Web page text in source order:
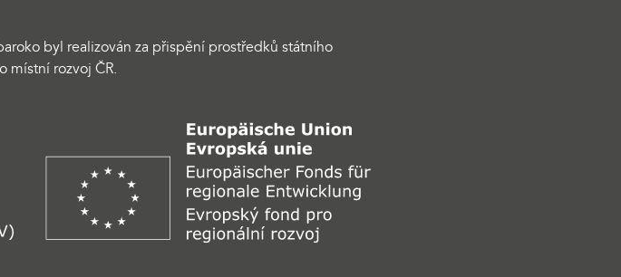
byl realizován za přispění prostředků státního
místní rozvoj ČR.